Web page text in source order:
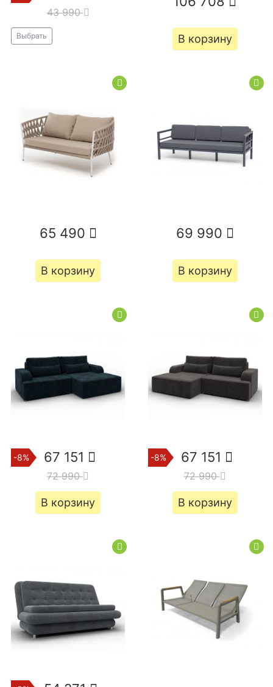
43 990
Выбрать В корзину
65 490
В корзину
69 990
В корзину
-8% 67 151
72 990
В корзину
-8% 67 151
72 990
В корзину